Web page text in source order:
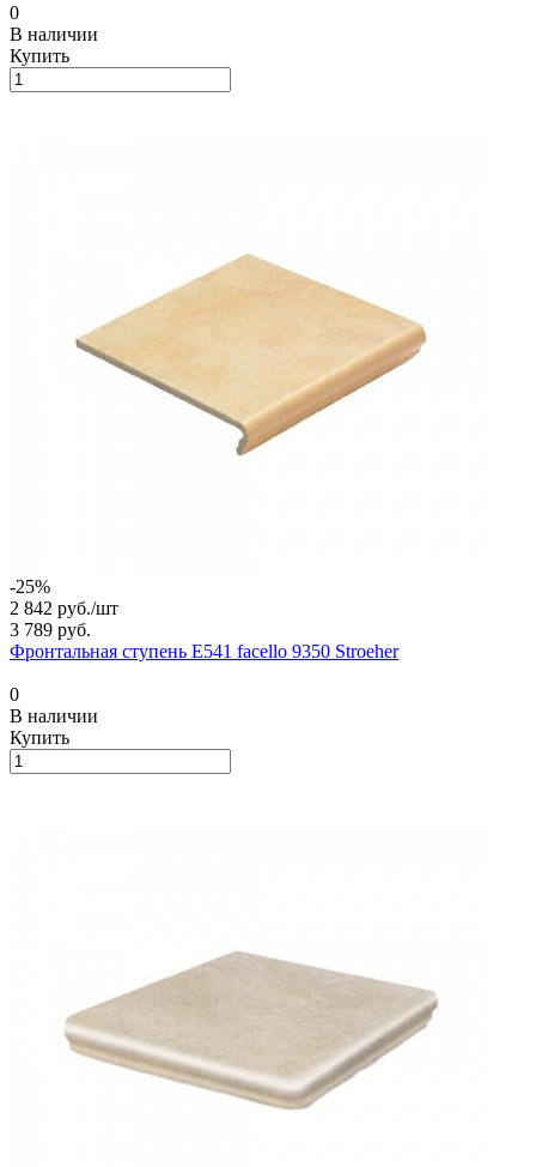
0
В наличии
Купить
-25%
2 842 руб./шт
3 789 руб.
Фронтальная ступень E541 facello 9350 Stroeher
0
В наличии
Купить